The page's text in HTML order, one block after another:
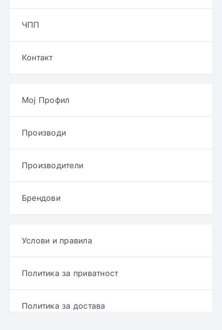
ЧПП
Контакт
Мој Профил
Производи
Производители
Брендови
Услови и правила
Политика за приватност
Политика за достава